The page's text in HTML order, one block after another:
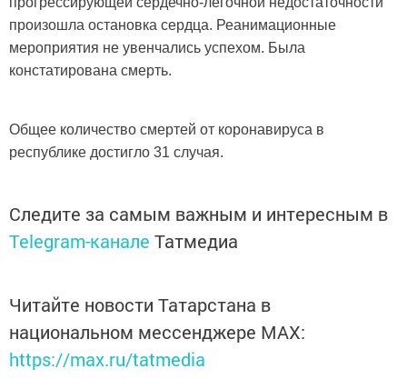
произошла остановка сердца. Реанимационные
мероприятия не увенчались успехом. Была
констатирована смерть.
Общее количество смертей от коронавируса в
республике достигло 31 случая.
Следите за самым важным и интересным в
Telegram-канале Татмедиа
Читайте новости Татарстана в
национальном мессенджере MАХ:
https://max.ru/tatmedia